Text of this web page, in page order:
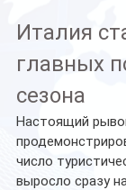
Италия
главных
сезона
Настоящий
число
выросло сразу